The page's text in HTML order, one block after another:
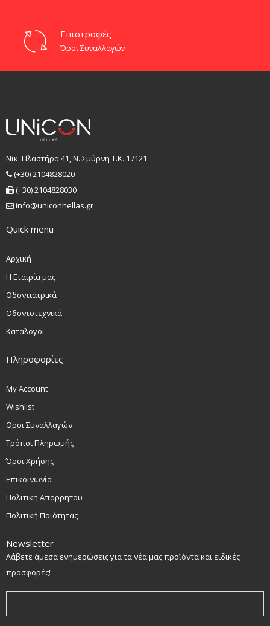
Επιστροφές
Όροι Συναλλαγών
Νικ. Πλαστήρα 41, Ν. Σμύρνη T.K. 17121
(+30) 2104828020
(+30) 2104828030
info@uniconhellas.gr
Quick menu
Αρχική
Η Εταιρία μας
Οδοντιατρικά
Οδοντοτεχνικά
Κατάλογοι
Πληροφορίες
My Account
Wishlist
Οροι Συναλλαγών
Τρόποι Πληρωμής
Όροι Χρήσης
Επικοινωνία
Πολιτική Απορρήτου
Πολιτική Ποιότητας
Newsletter
Λάβετε άμεσα ενημερώσεις για τα νέα μας προϊόντα και ειδικές
προσφορές!